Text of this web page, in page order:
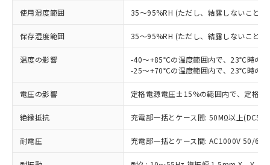
使用湿度範囲 35～95%RH (ただし、結露しないこと)
保存湿度範囲 35～95%RH (ただし、結露しないこと)
温度の影響
-40～+85℃の温度範囲内で、23℃時の
-25～+70℃の温度範囲内で、23℃時の
電圧の影響 定格電源電圧±15%の範囲内で、定格
絶縁抵抗 充電部一括とケース間: 50MΩ以上
耐電圧 充電部一括とケース間: AC1000V 50/
以下の条件をお読みいただき、同意のうえ
ご利用ください。
本サービスは、当社制御機器事業取扱
商品の当社在庫状況および標準価格
(税抜)を提供させていただくもので
当社制御機器事業取扱商品の中には、
本サービスの対象外となる商品もある
ことをご了承ください。
在庫状況および標準価格照会結果は、
記載している更新日時点での社内デー
対応予定なし：EU RoHS指令（10物質）の
非含有に非対応の商品で、対応品を出す予
定はありません。
調査・確認中：EU RoHS指令（10物質）の
非含有の対応状況を調査中または確認中の
非該当品：ライセンス料など無形物で、有
仕入先様の事情により、非含有部品として
いたものが、含有品と判明した場合などや
むを得ず変更することがあります。
※1 中国RoHS○×表
「○」：最大均質材料含有率が中国RoHSの
基準値以下であることを示します。
「×」：最大均質材料含有率が中国RoHSの
「－」：未確認です。当社販売部門へお問
い合わせください。
当社は、これら貴社製品のうち、外国
為替および外国貿易法に定める商品
（以下｢規制貨物等」という）を輸出